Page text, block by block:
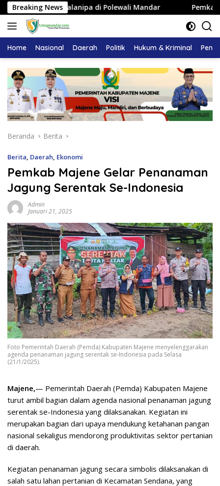
Langsung
ke
konten
Breaking News
Balanipa di Polewali Mandar Pemkab Majene
Home Nasional Daerah Politik Hukum & Kriminal
Beranda Berita
Berita, Daerah, Ekonomi
Pemkab Majene Gelar Penanaman
Jagung Serentak Se-Indonesia
Admin
Januari 21, 2025
Foto Pemerintah Daerah (Pemda) Kabupaten Majene menyelenggarakan
agenda penanaman jagung serentak se-Indonesia pada Selasa
(21/1/2025).
Majene,— Pemerintah Daerah (Pemda) Kabupaten Majene
turut ambil bagian dalam agenda nasional penanaman jagung
serentak se-Indonesia yang dilaksanakan. Kegiatan ini
merupakan bagian dari upaya mendukung ketahanan pangan
nasional sekaligus mendorong produktivitas sektor pertanian
di daerah.
Kegiatan penanaman jagung secara simbolis dilaksanakan di
salah satu lahan pertanian di Kecamatan Sendana, yang